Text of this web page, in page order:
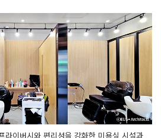
라이버시와 편리성을 강화한 미용실 시설과